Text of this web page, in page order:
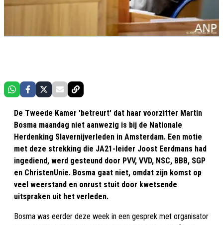
De Tweede Kamer 'betreurt' dat haar voorzitter Martin
Bosma maandag niet aanwezig is bij de Nationale
Herdenking Slavernijverleden in Amsterdam. Een motie
met deze strekking die JA21-leider Joost Eerdmans had
ingediend, werd gesteund door PVV, VVD, NSC, BBB, SGP
en ChristenUnie. Bosma gaat niet, omdat zijn komst op
veel weerstand en onrust stuit door kwetsende
uitspraken uit het verleden.
Bosma was eerder deze week in een gesprek met organisator